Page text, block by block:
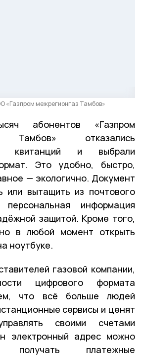
«Газпром межрегионгаз Тамбов»
абонентов «Газпром
Тамбов» отказались
квитанций и выбрали
Это удобно, быстро,
— экологично. Документ
или вытащить из почтового
информация
защитой. Кроме того,
в любой момент открыть
ноутбуке.
газовой компании,
цифрового формата
что всё больше людей
сервисы и ценят
своими счетами
электронный адрес можно
получать платежные